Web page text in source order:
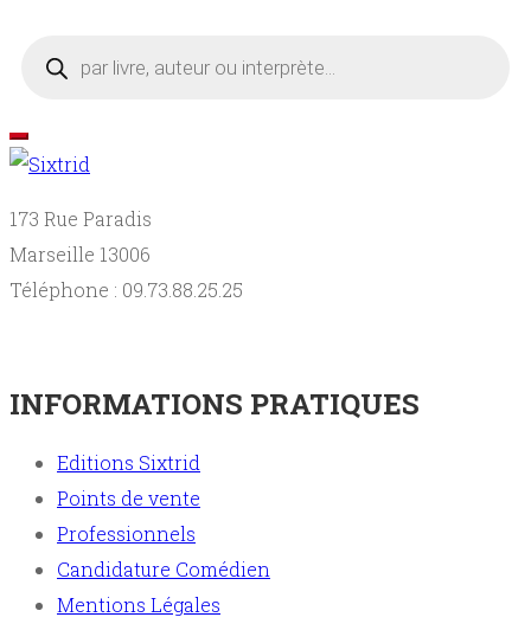
produits
173 Rue Paradis
Marseille 13006
Téléphone : 09.73.88.25.25
INFORMATIONS PRATIQUES
Editions Sixtrid
Points de vente
Professionnels
Candidature Comédien
Mentions Légales